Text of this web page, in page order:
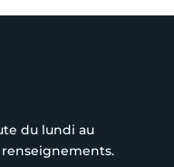
du lundi au
renseignements.